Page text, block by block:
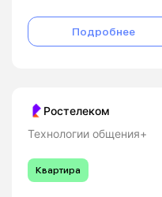
Подробнее
Ростелеком
Технологии общения+
Квартира